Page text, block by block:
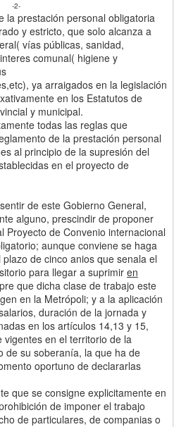
-2-
la prestación personal obligatoria
y estricto, que solo alcanza a
vías públicas, sanidad,
comunal( higiene y
ya arraigados en la legislación
en los Estatutos de
y municipal.
todas las reglas que
de la prestación personal
al principio de la supresión del
en el proyecto de
de este Gobierno General,
alguno, prescindir de proponer
Proyecto de Convenio internacional
aunque conviene se haga
de cinco anios que senala el
para llegar a suprimir en
que dicha clase de trabajo este
en la Metrópoli; y a la aplicación
duración de la jornada y
en los artículos 14,13 y 15,
en el territorio de la
de su soberanía, la que ha de
oportuno de declararlas
que se consigne explicitamente en
de imponer el trabajo
de particulares, de companias o